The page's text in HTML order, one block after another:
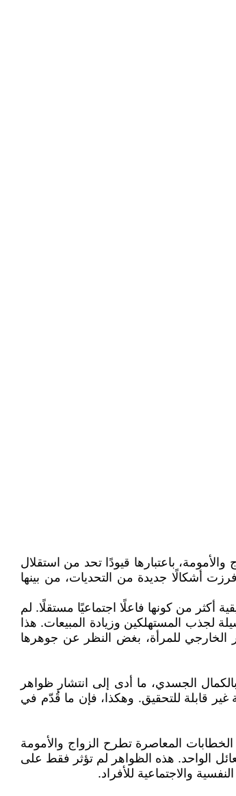
باعتبارها قيودًا تحد من استقلال
أشكالًا جديدة من التحديات، من بينها
أكثر من كونها فاعلًا اجتماعيًا مستقلًا. لم
لجذب المستهلكين وزيادة المبيعات. هذا
الخارجي للمرأة، بغض النظر عن جوهرها
الجسدي، ما أدى إلى انتشار ظواهر
غير قابلة للتحقيق. وهكذا، فإن ما قُدّم في
المعاصرة تطرح الزواج والأمومة
الواحد. هذه الظواهر لم تؤثر فقط على
والاجتماعية للأفراد.